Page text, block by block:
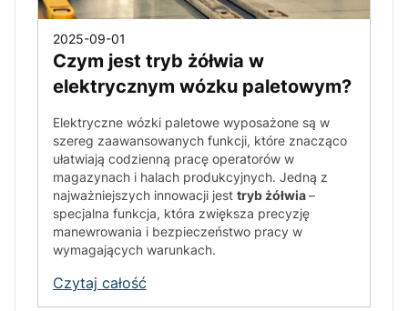
2025-09-01
Czym jest tryb żółwia w
elektrycznym wózku paletowym?
Elektryczne wózki paletowe wyposażone są w
szereg zaawansowanych funkcji, które znacząco
ułatwiają codzienną pracę operatorów w
magazynach i halach produkcyjnych. Jedną z
najważniejszych innowacji jest tryb żółwia–
specjalna funkcja, która zwiększa precyzję
manewrowania i bezpieczeństwo pracy w
wymagających warunkach.
Czytaj całość